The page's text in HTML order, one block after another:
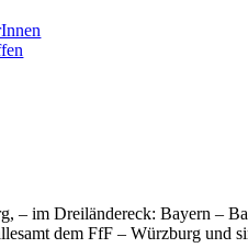
– im Dreiländereck: Bayern –
dem FfF – Würzburg und